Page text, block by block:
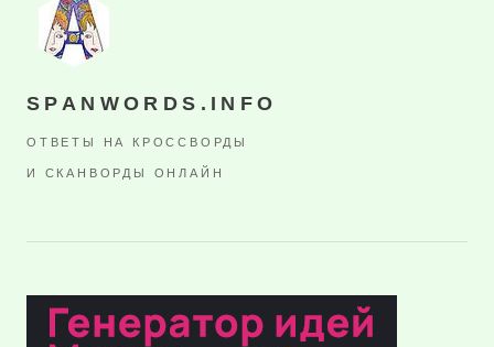
SPANWORDS.INFO
ОТВЕТЫ НА КРОССВОРДЫ
И СКАНВОРДЫ ОНЛАЙН